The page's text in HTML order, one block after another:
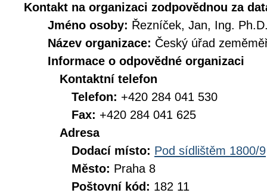
Kontakt na organizaci zodpovědnou za
Jméno osoby: Řezníček, Jan, Ing.
Název organizace: Český úřad
Informace o odpovědné organizaci
Kontaktní telefon
Telefon: +420 284 041 530
Fax: +420 284 041 625
Adresa
Dodací místo: Pod sídlištěm 1800/9
Město: Praha 8
Poštovní kód: 182 11